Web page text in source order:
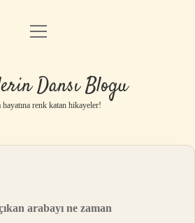
Anasayfa
Yasal Uyarı
menüyü
Dansı Blogu
hayatına renk katan hikayeler!
arabayı ne zaman